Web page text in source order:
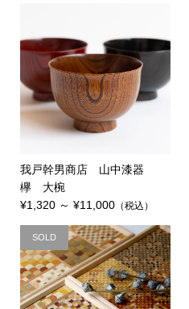
我戸幹男商店 山中漆器
欅 大椀
¥1,320 ～ ¥11,000（税込）
SOLD